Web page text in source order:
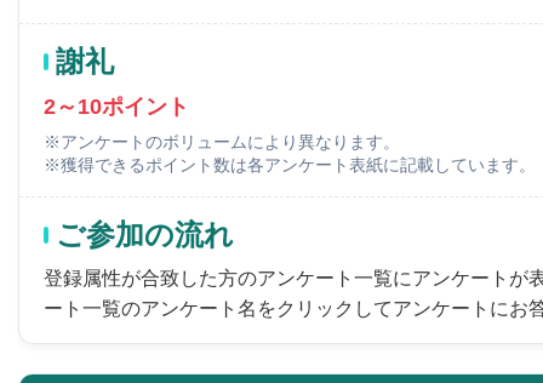
謝礼
2～10ポイント
※アンケートのボリュームにより異なります。
※獲得できるポイント数は各アンケート表紙に記載しています。
ご参加の流れ
登録属性が合致した方のアンケート一覧にアンケートが
ート一覧のアンケート名をクリックしてアンケートにお